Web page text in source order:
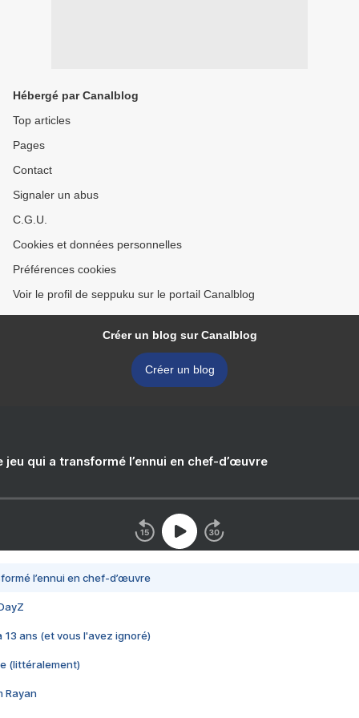
Hébergé par Canalblog
Top articles
Pages
Contact
Signaler un abus
C.G.U.
Cookies et données personnelles
Préférences cookies
Voir le profil de seppuku sur le portail Canalblog
Créer un blog sur Canalblog
Créer un blog
jeu qui a transformé l’ennui en chef-d’œuvre
l’ennui en chef-d’œuvre
13 ans (et vous l'avez ignoré)
(littéralement)
Rayan